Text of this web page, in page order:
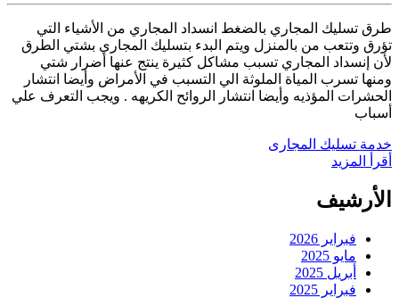
طرق تسليك المجاري بالضغط انسداد المجاري من الأشياء التي
تؤرق وتتعب من بالمنزل ويتم البدء بتسليك المجاري بشتي الطرق
لأن إنسداد المجاري تسبب مشاكل كثيرة ينتج عنها أضرار شتي
ومنها تسرب المياة الملوثة الي التسبب في الأمراض وأيضا انتشار
الحشرات المؤذيه وأيضا انتشار الروائح الكريهه . ويجب التعرف علي
أسباب
خدمة تسليك المجارى
أقرأ المزيد
الأرشيف
فبراير 2026
مايو 2025
أبريل 2025
فبراير 2025